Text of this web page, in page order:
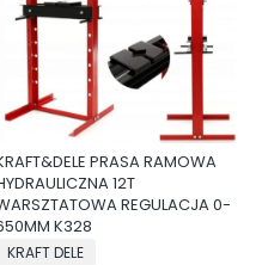
PRASA RAMOWA
12T
REGULACJA 0-
K328
PRODUCENT
KRAFT DELE